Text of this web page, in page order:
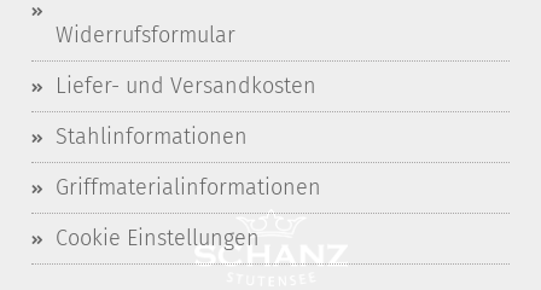
Widerrufsformular
Liefer- und Versandkosten
Stahlinformationen
Griffmaterialinformationen
Cookie Einstellungen